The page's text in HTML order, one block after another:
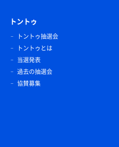
トントゥ
トントゥ抽選会
トントゥとは
当選発表
過去の抽選会
協賛募集